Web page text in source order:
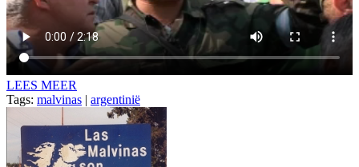
LEES MEER
Tags: malvinas | argentinië